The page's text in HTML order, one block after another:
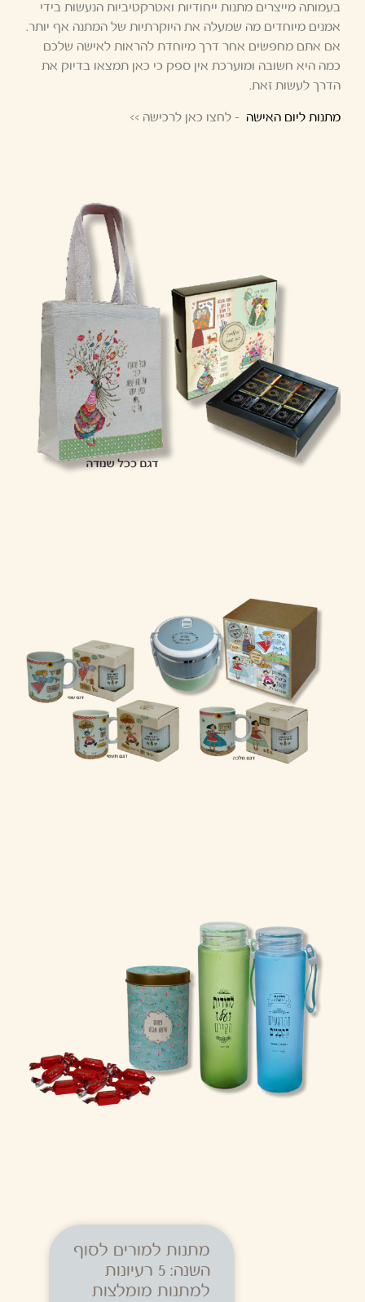
בעמותה מייצרים מתנות ייחודיות ואטרקטיביות הנעשות בידי
אמנים מיוחדים מה שמעלה את היוקרתיות של המתנה אף יותר.
אם אתם מחפשים אחר דרך מיוחדת להראות לאישה שלכם
כמה היא חשובה ומוערכת אין ספק כי כאן תמצאו בדיוק את
הדרך לעשות זאת.
מתנות ליום האישה – לחצו כאן לרכישה >>
מתנות למורים לסוף
השנה: 5 רעיונות
למתנות מומלצות